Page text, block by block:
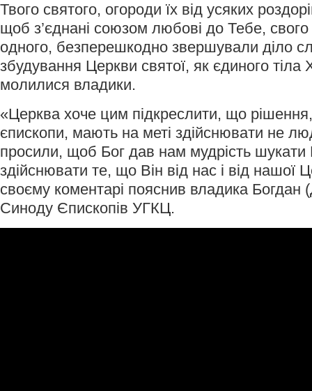
Твого святого, огороди їх від усяких
щоб з’єднані союзом любові до Тебе,
одного, безперешкодно звершували діло
збудування Церкви святої, як єдиного тіла
молилися владики.
«Церква хоче цим підкреслити, що
єпископи, мають на меті здійснювати не
просили, щоб Бог дав нам мудрість шукати
здійснювати те, що Він від нас і від нашої
своєму коментарі пояснив владика
Синоду Єпископів УГКЦ.